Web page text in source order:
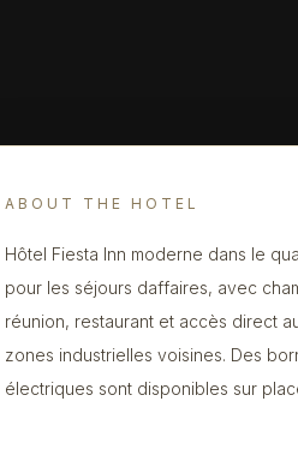
ABOUT THE HOTEL
Hôtel Fiesta Inn moderne dans le
pour les séjours daffaires, avec
réunion, restaurant et accès direct
zones industrielles voisines. Des
électriques sont disponibles sur